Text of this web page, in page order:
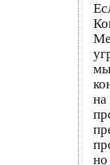
мы
на
но